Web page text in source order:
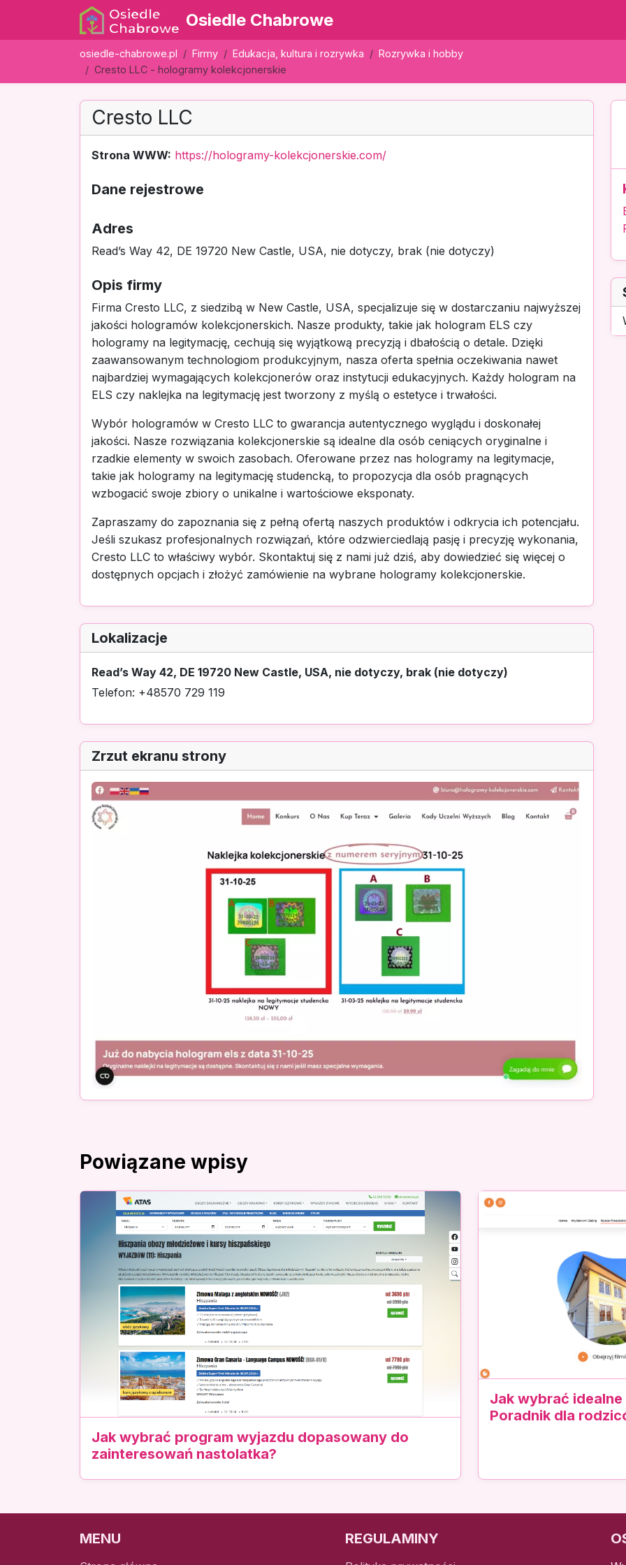
Osiedle Chabrowe
osiedle-chabrowe.pl Firmy Edukacja, kultura i rozrywka
Rozrywka i hobby
Cresto LLC - hologramy kolekcjonerskie
Cresto LLC
Strona WWW: https://hologramy-kolekcjonerskie.com/
Dane rejestrowe
Adres
Read’s Way 42, DE 19720 New Castle, USA, nie dotyczy, brak (nie dotyczy)
Opis firmy
Firma Cresto LLC, z siedzibą w New Castle, USA, specjalizuje się w dostarczaniu najwyższej
jakości hologramów kolekcjonerskich. Nasze produkty, takie jak hologram ELS czy
hologramy na legitymację, cechują się wyjątkową precyzją i dbałością o detale. Dzięki
zaawansowanym technologiom produkcyjnym, nasza oferta spełnia oczekiwania nawet
najbardziej wymagających kolekcjonerów oraz instytucji edukacyjnych. Każdy hologram na
ELS czy naklejka na legitymację jest tworzony z myślą o estetyce i trwałości.
Wybór hologramów w Cresto LLC to gwarancja autentycznego wyglądu i doskonałej
jakości. Nasze rozwiązania kolekcjonerskie są idealne dla osób ceniących oryginalne i
rzadkie elementy w swoich zasobach. Oferowane przez nas hologramy na legitymacje,
takie jak hologramy na legitymację studencką, to propozycja dla osób pragnących
wzbogacić swoje zbiory o unikalne i wartościowe eksponaty.
Zapraszamy do zapoznania się z pełną ofertą naszych produktów i odkrycia ich potencjału.
Jeśli szukasz profesjonalnych rozwiązań, które odzwierciedlają pasję i precyzję wykonania,
Cresto LLC to właściwy wybór. Skontaktuj się z nami już dziś, aby dowiedzieć się więcej o
dostępnych opcjach i złożyć zamówienie na wybrane hologramy kolekcjonerskie.
Lokalizacje
Read’s Way 42, DE 19720 New Castle, USA, nie dotyczy, brak (nie dotyczy)
Telefon: +48570 729 119
Zrzut ekranu strony
Powiązane wpisy
Jak wybrać program wyjazdu dopasowany do
zainteresowań nastolatka?
Jak wybrać
Poradnik dla
MENU REGULAMINY